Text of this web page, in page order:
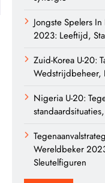
Jongste Spelers
2023: Leeftijd,
Zuid-Korea U-20:
Wedstrijdbeheer,
Nigeria U-20:
Wereldbeker
Sleutelfiguren